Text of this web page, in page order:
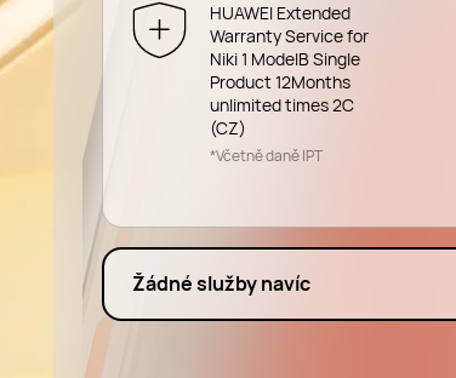
HUAWEI Extended
Warranty Service for
Niki 1 ModelB Single
Product 12Months
unlimited times 2C
(CZ)
*Včetně daně IPT
Žádné služby navíc